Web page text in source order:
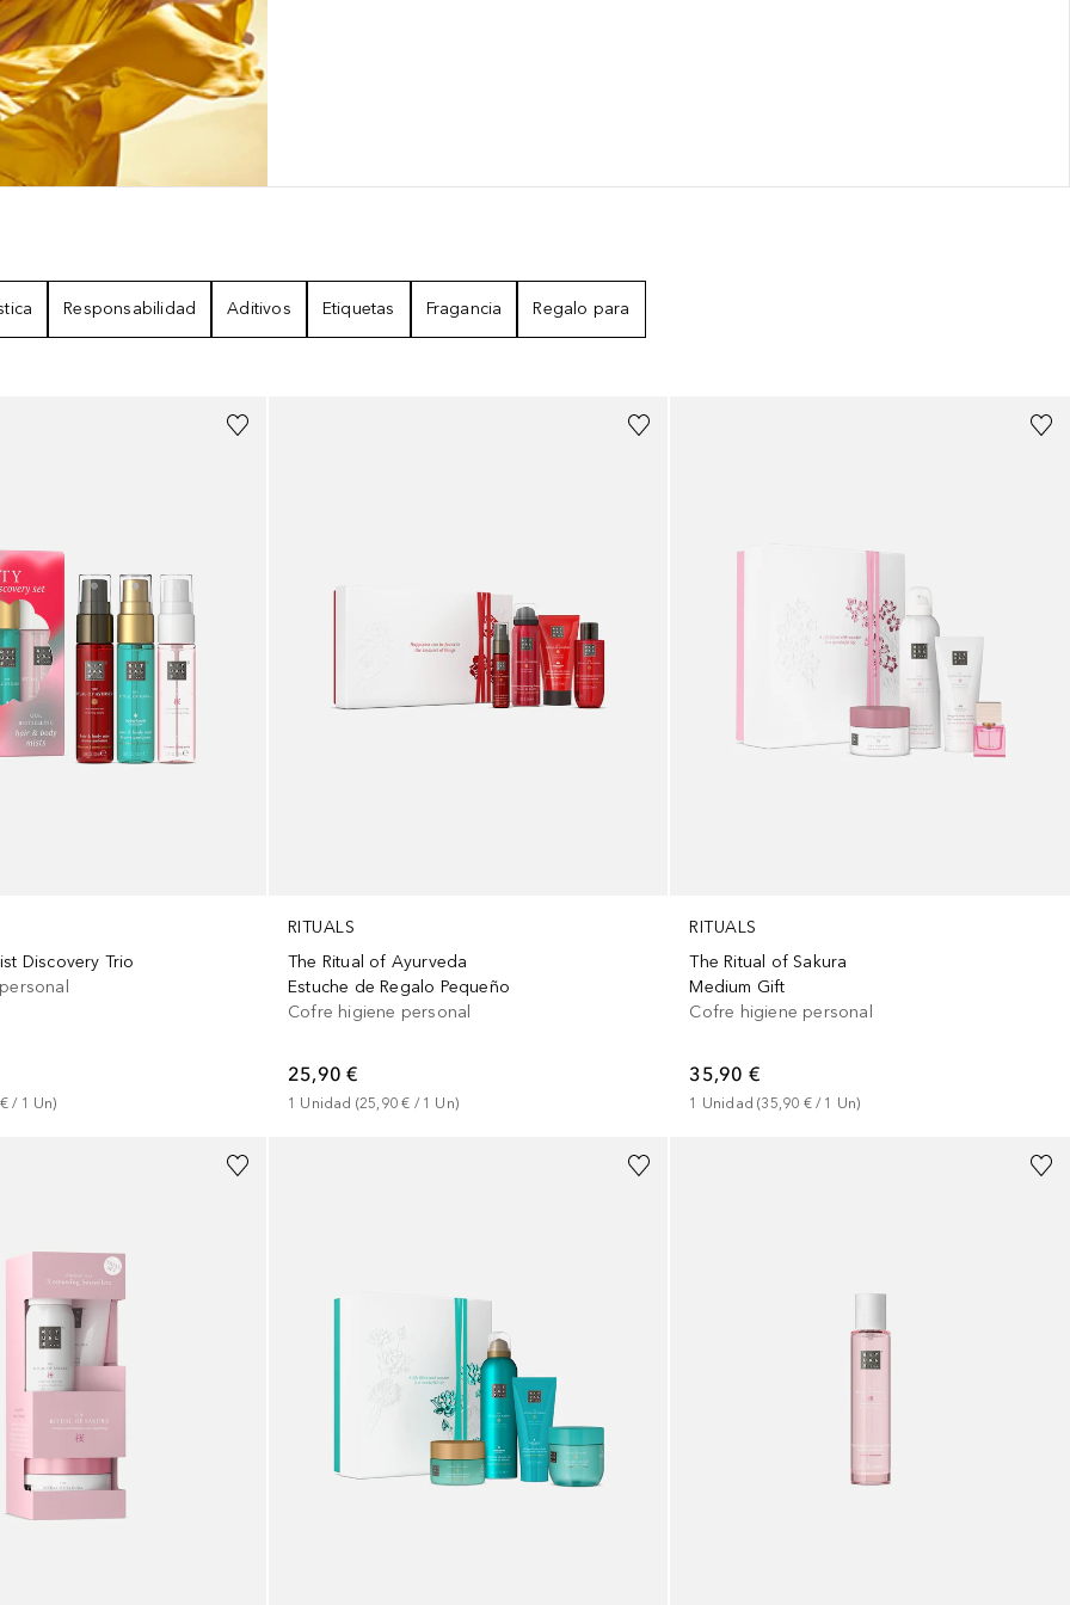
Responsabilidad Aditivos Etiquetas Fragancia Regalo para
Discovery Trio
/ 1 Un)
RITUALS
The Ritual of Ayurveda
Estuche de Regalo Pequeño
Cofre higiene personal
25,90 €
1 Unidad (25,90 € / 1 Un)
RITUALS
The Ritual of Sakura
Medium Gift
Cofre higiene personal
35,90 €
1 Unidad (35,90 € / 1 Un)